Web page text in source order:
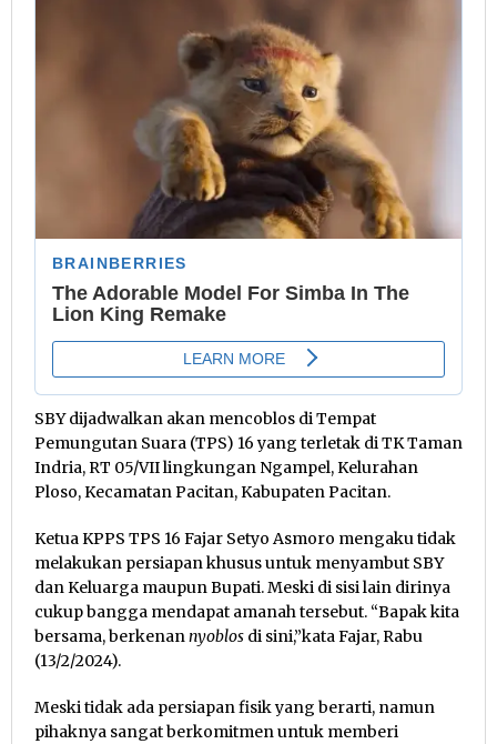
SBY dijadwalkan akan mencoblos di Tempat
Pemungutan Suara (TPS) 16 yang terletak di TK Taman
Indria, RT 05/VII lingkungan Ngampel, Kelurahan
Ploso, Kecamatan Pacitan, Kabupaten Pacitan.
Ketua KPPS TPS 16 Fajar Setyo Asmoro mengaku tidak
melakukan persiapan khusus untuk menyambut SBY
dan Keluarga maupun Bupati. Meski di sisi lain dirinya
cukup bangga mendapat amanah tersebut. “Bapak kita
bersama, berkenannyoblos di sini,”kata Fajar, Rabu
(13/2/2024).
Meski tidak ada persiapan fisik yang berarti, namun
pihaknya sangat berkomitmen untuk memberi